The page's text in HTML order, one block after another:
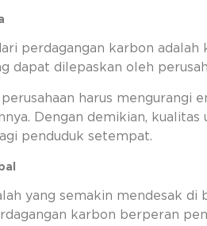
perdagangan karbon
dapat dilepaskan oleh
harus mengurangi
Dengan demikian,
penduduk setempat.
yang semakin mendesak
karbon berperan